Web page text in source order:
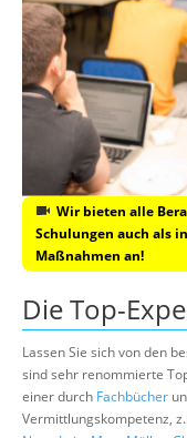
Wir bieten alle
Schulungen auch als
Maßnahmen an!
Die Top-
Lassen Sie sich von den
sind sehr renommierte
einer durch Fachbücher
Vermittlungskompetenz,